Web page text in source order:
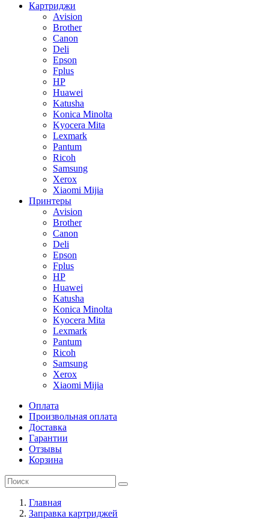
Картриджи
Avision
Brother
Canon
Deli
Epson
Fplus
HP
Huawei
Katusha
Konica Minolta
Kyocera Mita
Lexmark
Pantum
Ricoh
Samsung
Xerox
Xiaomi Mijia
Принтеры
Avision
Brother
Canon
Deli
Epson
Fplus
HP
Huawei
Katusha
Konica Minolta
Kyocera Mita
Lexmark
Pantum
Ricoh
Samsung
Xerox
Xiaomi Mijia
Оплата
Произвольная оплата
Доставка
Гарантии
Отзывы
Корзина
Главная
Заправка картриджей